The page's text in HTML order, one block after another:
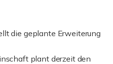
die geplante Erweiterung
plant derzeit den